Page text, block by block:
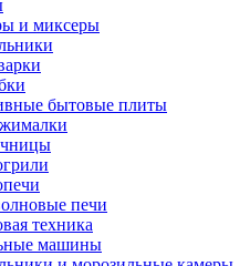
и миксеры
бытовые плиты
печи
техника
машины